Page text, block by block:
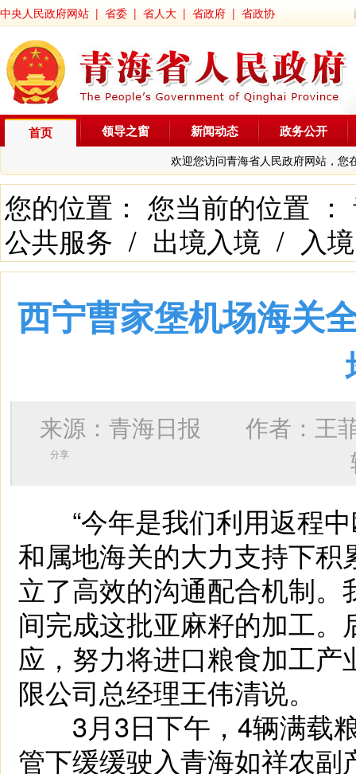
中央人民政府网站 | 省委 | 省人大 | 省政府 | 省政协
首页
欢迎您访问青海省人民政府网站，您
领导之窗 新闻动态 政务公开
您的位置： 您当前的位置 ：
公共服务 / 出境入境 / 入境
西宁曹家堡机场海关
来源：青海日报 作者： 王
分享
“今年是我们利用返程中
和属地海关的大力支持下
立了高效的沟通配合机制
间完成这批亚麻籽的加工
应，努力将进口粮食加工产
限公司总经理王伟清说。
3月3日下午，4辆满载粮
管下缓缓驶入青海如祥农